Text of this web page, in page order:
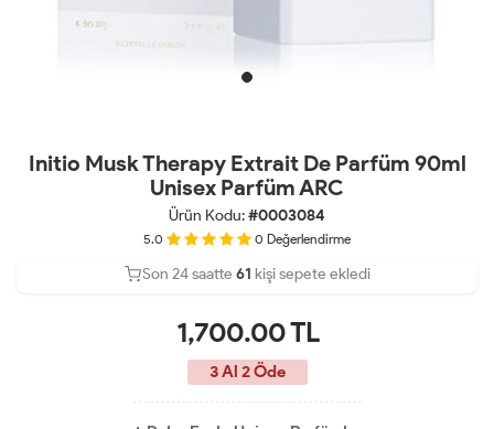
Initio Musk Therapy Extrait De Parfüm 90ml
Unisex Parfüm ARC
Ürün Kodu:#0003084
5.0 0 Değerlendirme
34
Son 24 saatte 61 kişi sepete ekledi
Son 24 saatte 20kişi satın aldı
1,700.00TL
3 Al 2 Öde